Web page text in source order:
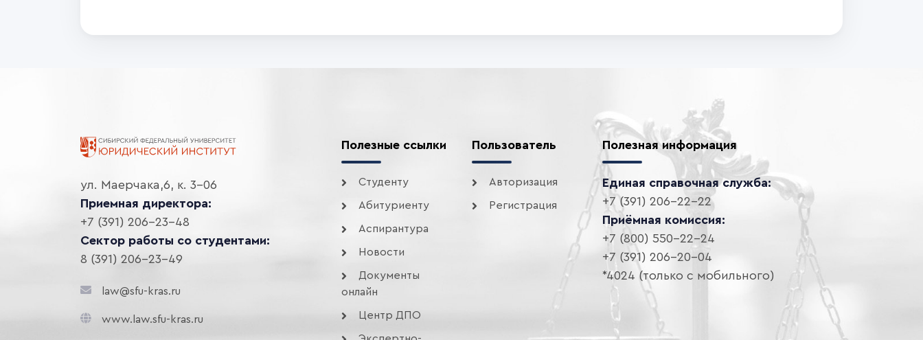
ул. Маерчака,6, к. 3-06
Приемная директора:
+7 (391) 206-23-48
Сектор работы со студентами:
8 (391) 206-23-49
law@sfu-kras.ru
www.law.sfu-kras.ru
Полезные ссылки
Студенту
Абитуриенту
Аспирантура
Новости
Документы
онлайн
Центр ДПО
Пользователь
Авторизация
Регистрация
Полезная информация
Единая справочная служба:
+7 (391) 206-22-22
Приёмная комиссия:
+7 (800) 550-22-24
+7 (391) 206-20-04
*4024 (только с мобильного)